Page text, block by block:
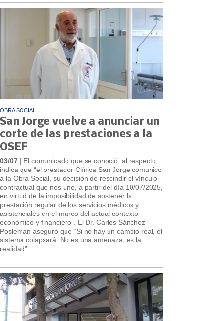
OBRA SOCIAL
San Jorge vuelve a anunciar un
corte de las prestaciones a la
OSEF
03/07 | El comunicado que se conoció, al respecto,
indica que “el prestador Clínica San Jorge comunico
a la Obra Social, su decisión de rescindir el vínculo
contractual que nos une, a partir del día 10/07/2025,
en virtud de la imposibilidad de sostener la
prestación regular de los servicios médicos y
asistenciales en el marco del actual contexto
económico y financiero”. El Dr. Carlos Sánchez
Posleman aseguró que “Si no hay un cambio real, el
sistema colapsará. No es una amenaza, es la
realidad”.